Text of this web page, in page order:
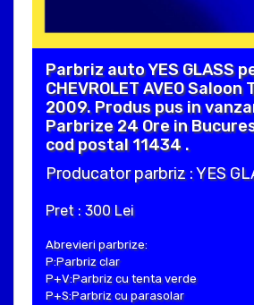
Parbriz auto YES GLASS
CHEVROLET AVEO Saloon
2009. Produs pus in
Parbrize 24 Ore in
cod postal 11434 .
Producator parbriz : YES
Pret : 300 Lei
Abrevieri parbrize:
P:Parbriz clar
P+V:Parbriz cu tenta verde
P+S:Parbriz cu parasolar